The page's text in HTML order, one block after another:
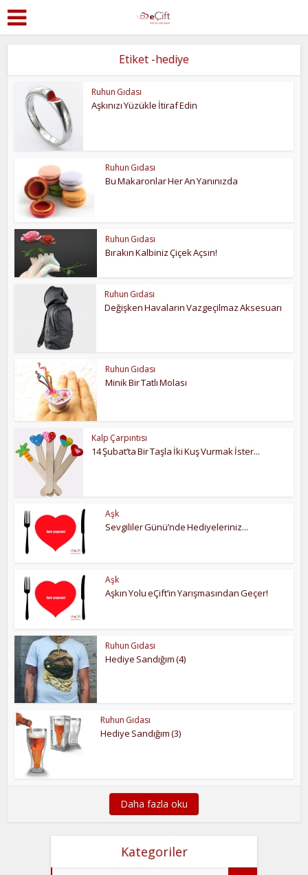
Etiket -hediye
Ruhun Gıdası
Aşkınızı Yüzükle İtiraf Edin
Ruhun Gıdası
Bu Makaronlar Her An Yanınızda
Ruhun Gıdası
Bırakın Kalbiniz Çiçek Açsın!
Ruhun Gıdası
Değişken Havaların Vazgeçilmaz Aksesuarı
Ruhun Gıdası
Minik Bir Tatlı Molası
Kalp Çarpıntısı
14 Şubat’ta Bir Taşla İki Kuş Vurmak İster...
Aşk
Sevgililer Günü’nde Hediyeleriniz...
Aşk
Aşkın Yolu eÇift’in Yarışmasından Geçer!
Ruhun Gıdası
Hediye Sandığım (4)
Ruhun Gıdası
Hediye Sandığım (3)
Daha fazla oku
Kategoriler